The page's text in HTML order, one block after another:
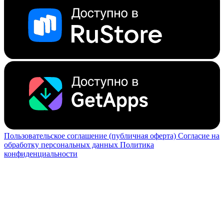
Пользовательское соглашение (публичная оферта) Согласие на
обработку персональных данных Политика
конфиденциальности